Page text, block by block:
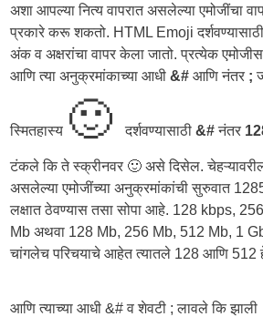
अशा आपल्या नित्य वापरात असलेल्या एमोजींचा
प्रकारे करू शकतो. HTML Emoji
अंक व अक्षरांचा वापर केला जातो. प्रत्येक
आणि त्या अनुक्रमांकाच्या आधी&# आणि नंतर ;
स्मितहास्य 🙂दर्शवण्यासाठी&#नंतर
टंकले कि ते स्क्रीनवर 🙂 असे दिसेल. चेहऱ्यावरील
असलेल्या एमोजींच्या अनुक्रमांकांची सुरुवात
लक्षात ठेवण्यास तसा सोपा आहे. 128 kbps,
Mb अथवा 128 Mb, 256 Mb, 512 Mb, 1
चांगलेच परिचयाचे आहेत त्यातले 128 आणि 512
आणि त्याच्या आधी &# व शेवटी ; लावले कि झाली